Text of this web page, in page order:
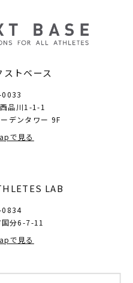
トベース
品川1-1-1
デンタワー 9F
で見る
LAB
0834
分6-7-11
で見る